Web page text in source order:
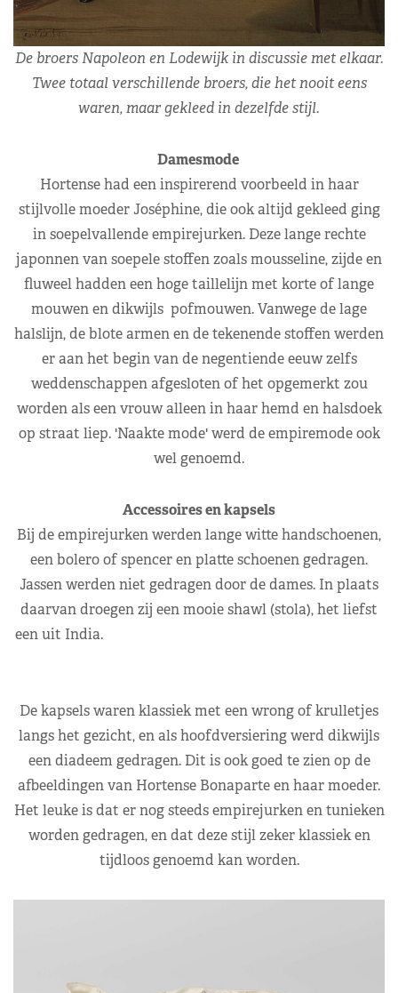
De broers Napoleon en Lodewijk in discussie met elkaar.
Twee totaal verschillende broers, die het nooit eens
waren, maar gekleed in dezelfde stijl.
Damesmode
Hortense had een inspirerend voorbeeld in haar
stijlvolle moeder Joséphine, die ook altijd gekleed ging
in soepelvallende empirejurken. Deze lange rechte
japonnen van soepele stoffen zoals mousseline, zijde en
fluweel hadden een hoge taillelijn met korte of lange
mouwen en dikwijls pofmouwen. Vanwege de lage
halslijn, de blote armen en de tekenende stoffen werden
er aan het begin van de negentiende eeuw zelfs
weddenschappen afgesloten of het opgemerkt zou
worden als een vrouw alleen in haar hemd en halsdoek
op straat liep. 'Naakte mode' werd de empiremode ook
wel genoemd.
Accessoires en kapsels
Bij de empirejurken werden lange witte handschoenen,
een bolero of spencer en platte schoenen gedragen.
Jassen werden niet gedragen door de dames. In plaats
daarvan droegen zij een mooie shawl (stola), het liefst
een uit India.
De kapsels waren klassiek met een wrong of krulletjes
langs het gezicht, en als hoofdversiering werd dikwijls
een diadeem gedragen. Dit is ook goed te zien op de
afbeeldingen van Hortense Bonaparte en haar moeder.
Het leuke is dat er nog steeds empirejurken en tunieken
worden gedragen, en dat deze stijl zeker klassiek en
tijdloos genoemd kan worden.